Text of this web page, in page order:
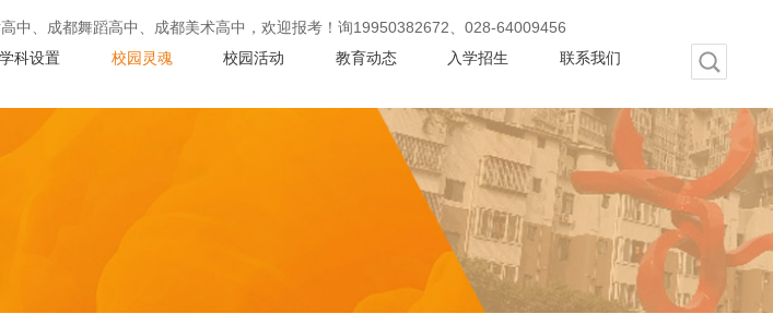
学科设置 校园灵魂 校园活动 教育动态 入学招生 联系我们
、成都舞蹈高中、成都美术高中，欢迎报考！询19950382672、028-64009456